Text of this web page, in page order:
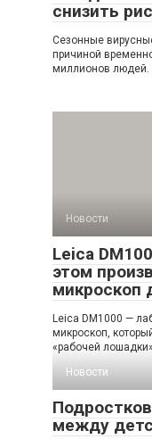
снизить
Сезонные
причиной
миллионов людей.
Новости
Leica
этом
микроскоп
Leica DM1000 —
микроскоп,
«рабочей лошадки»
Новости
между